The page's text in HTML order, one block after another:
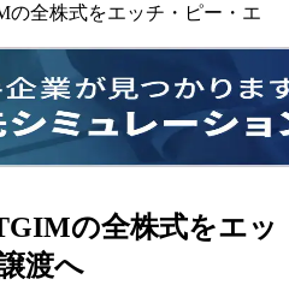
の全株式をエッチ・ピー・エ
の全株式をエッ
渡へ